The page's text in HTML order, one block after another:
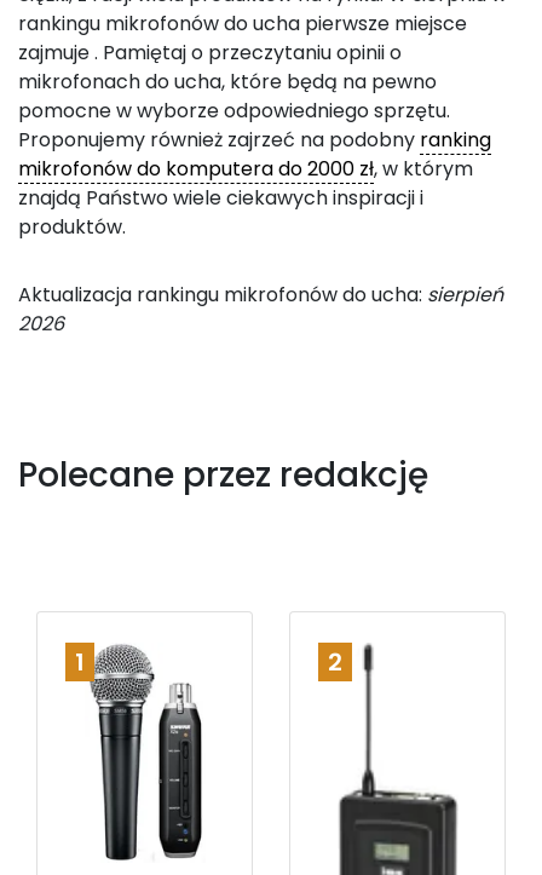
rankingu mikrofonów do ucha pierwsze miejsce
zajmuje. Pamiętaj o przeczytaniu opinii o
mikrofonach do ucha, które będą na pewno
pomocne w wyborze odpowiedniego sprzętu.
Proponujemy również zajrzeć na podobny ranking
mikrofonów do komputera do 2000 zł, w którym
znajdą Państwo wiele ciekawych inspiracji i
produktów.
Aktualizacja rankingu mikrofonów do ucha: sierpień
2026
Polecane przez redakcję
1 2